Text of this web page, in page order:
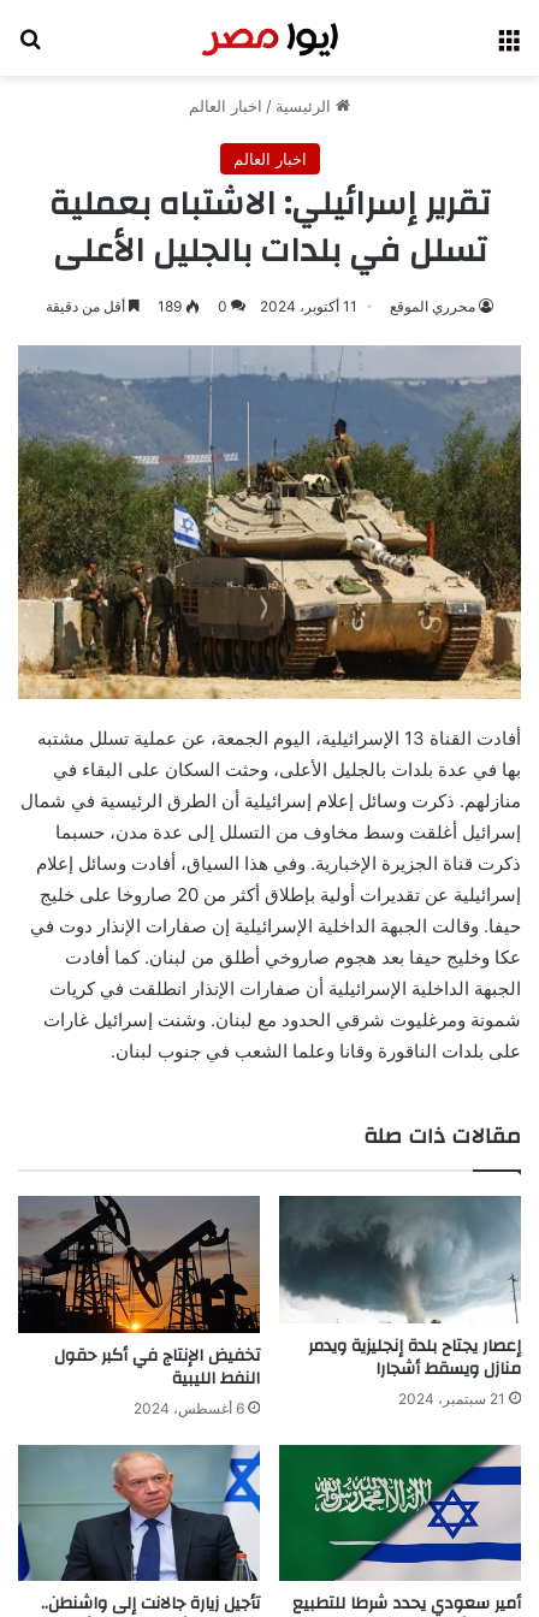
الرئيسية / اخبار العالم
اخبار العالم
تقرير إسرائيلي: الاشتباه بعملية
تسلل في بلدات بالجليل الأعلى
محرري الموقع 11 أكتوبر، 2024 0
189 أقل من دقيقة
أفادت القناة 13 الإسرائيلية، اليوم الجمعة، عن عملية تسلل مشتبه
بها في عدة بلدات بالجليل الأعلى، وحثت السكان على البقاء في
منازلهم. ذكرت وسائل إعلام إسرائيلية أن الطرق الرئيسية في شمال
إسرائيل أغلقت وسط مخاوف من التسلل إلى عدة مدن، حسبما
ذكرت قناة الجزيرة الإخبارية. وفي هذا السياق، أفادت وسائل إعلام
إسرائيلية عن تقديرات أولية بإطلاق أكثر من 20 صاروخا على خليج
حيفا. وقالت الجبهة الداخلية الإسرائيلية إن صفارات الإنذار دوت في
عكا وخليج حيفا بعد هجوم صاروخي أطلق من لبنان. كما أفادت
الجبهة الداخلية الإسرائيلية أن صفارات الإنذار انطلقت في كريات
شمونة ومرغليوت شرقي الحدود مع لبنان. وشنت إسرائيل غارات
على بلدات الناقورة وقانا وعلما الشعب في جنوب لبنان.
مقالات ذات صلة
إعصار يجتاح بلدة إنجليزية ويدمر
منازل ويسقط أشجارا
21 سبتمبر، 2024
تخفيض الإنتاج في أكبر حقول
النفط الليبية
6 أغسطس، 2024
أمير سعودي يحدد شرطا للتطبيع تأجيل زيارة جالانت إلى واشنطن..